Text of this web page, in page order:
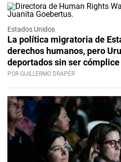
Estados Unidos
La política migratoria de
derechos humanos, pero
deportados sin ser cómplice
POR GUILLERMO DRAPER